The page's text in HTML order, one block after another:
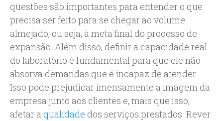
questões são importantes para entender o que
precisa ser feito para se chegar ao volume
almejado, ou seja, à meta final do processo de
expansão. Além disso, definir a capacidade real
do laboratório é fundamental para que ele não
absorva demandas que é incapaz de atender.
Isso pode prejudicar imensamente a imagem da
empresa junto aos clientes e, mais que isso,
afetar a qualidade dos serviços prestados. Rever